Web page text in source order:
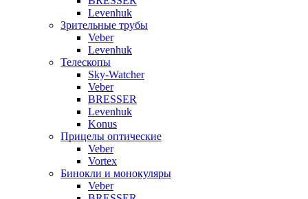
Levenhuk
Зрительные трубы
Veber
Levenhuk
Телескопы
Sky-Watcher
Veber
BRESSER
Levenhuk
Konus
Прицелы оптические
Veber
Vortex
Бинокли и монокуляры
Veber